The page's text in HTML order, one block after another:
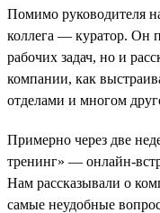
Помимо руководителя
коллега — куратор. Он
рабочих задач, но и
компании, как
отделами и многом
Примерно через две
тренинг» — онлайн-
Нам рассказывали о
самые неудобные